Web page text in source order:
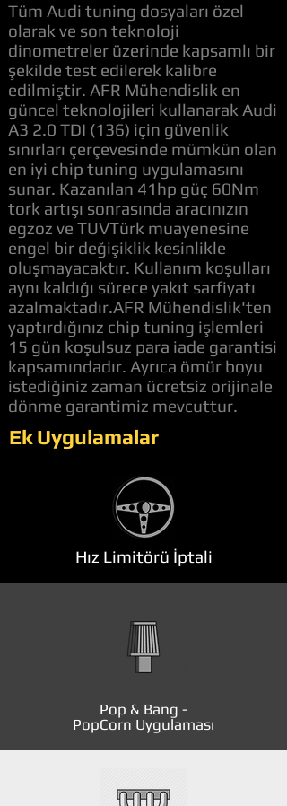
Tüm Audi tuning dosyaları özel
olarak ve son teknoloji
dinometreler üzerinde kapsamlı bir
şekilde test edilerek kalibre
edilmiştir. AFR Mühendislik en
güncel teknolojileri kullanarak Audi
A3 2.0 TDI (136) için güvenlik
sınırları çerçevesinde mümkün olan
en iyi chip tuning uygulamasını
sunar. Kazanılan 41hp güç 60Nm
tork artışı sonrasında aracınızın
egzoz ve TUVTürk muayenesine
engel bir değişiklik kesinlikle
oluşmayacaktır. Kullanım koşulları
aynı kaldığı sürece yakıt sarfiyatı
azalmaktadır.AFR Mühendislik'ten
yaptırdığınız chip tuning işlemleri
15 gün koşulsuz para iade garantisi
kapsamındadır. Ayrıca ömür boyu
istediğiniz zaman ücretsiz orijinale
dönme garantimiz mevcuttur.
Ek Uygulamalar
Hız Limitörü İptali
Pop & Bang -
PopCorn Uygulaması